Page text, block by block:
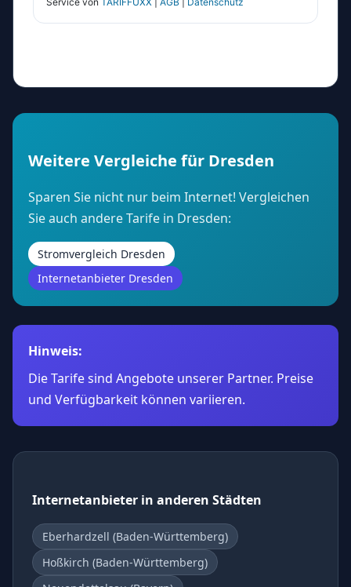
Weitere Vergleiche für Dresden
Sparen Sie nicht nur beim Internet! Vergleichen
Sie auch andere Tarife in Dresden:
Stromvergleich Dresden
Internetanbieter Dresden
Hinweis:
Die Tarife sind Angebote unserer Partner. Preise
und Verfügbarkeit können variieren.
Internetanbieter in anderen Städten
Eberhardzell (Baden-Württemberg)
Hoßkirch (Baden-Württemberg)